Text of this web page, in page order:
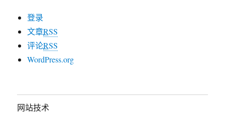
登录
文章RSS
评论RSS
WordPress.org
网站技术